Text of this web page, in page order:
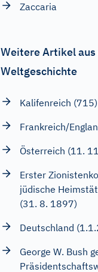
Zaccaria
Weitere Artikel aus
Weltgeschichte
Kalifenreich (715)
Frankreich/
Österreich (11.
Erster
jüdische
(31. 8. 1897)
Deutschland
George W. Bush